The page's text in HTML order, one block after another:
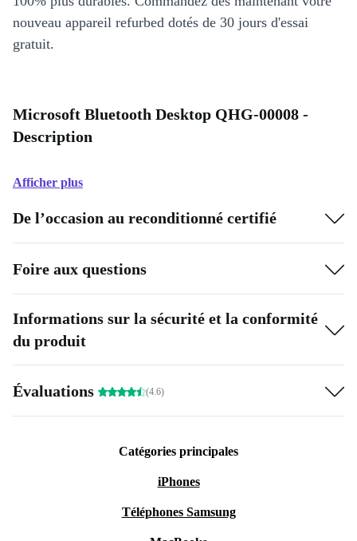
nouveau appareil refurbed dotés de 30 jours d'essai
gratuit.
Microsoft Bluetooth Desktop QHG-00008 -
Description
Afficher plus
De l’occasion au reconditionné certifié
Foire aux questions
Informations sur la sécurité et la conformité
du produit
Évaluations (4.6)
Catégories principales
iPhones
Téléphones Samsung